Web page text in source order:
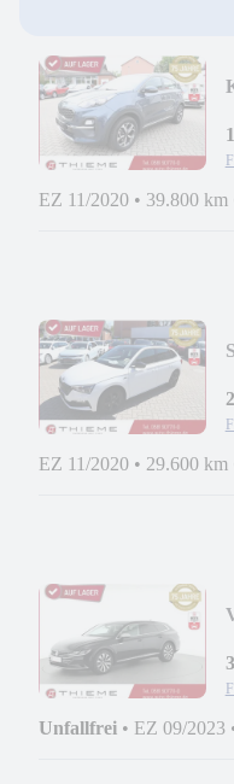
EZ 11/2020 • 39.800 km
EZ 11/2020 • 29.600 km
Unfallfrei • EZ 09/2023